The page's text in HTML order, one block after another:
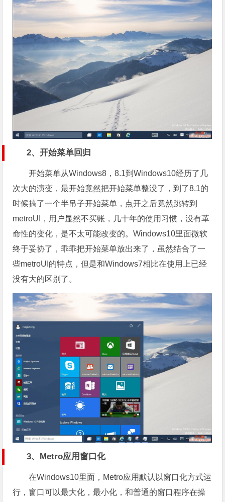
2、开始菜单回归
开始菜单从Windows8，8.1到Windows10经历了几
次大的演变，最开始竟然把开始菜单整没了，到了8.1的
时候搞了一个半吊子开始菜单，点开之后竟然跳转到
metroUI，用户显然不买账，几十年的使用习惯，没有革
命性的变化，是不太可能改变的。Windows10里面微软
终于妥协了，乖乖把开始菜单放出来了，虽然结合了一
些metroUI的特点，但是和Windows7相比在使用上已经
没有大的区别了。
3、Metro应用窗口化
在Windows10里面，Metro应用默认以窗口化方式运
行，窗口可以最大化，最小化，和普通的窗口程序在操